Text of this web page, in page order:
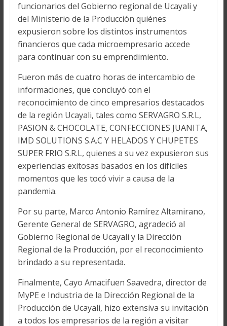
funcionarios del Gobierno regional de Ucayali y
del Ministerio de la Producción quiénes
expusieron sobre los distintos instrumentos
financieros que cada microempresario accede
para continuar con su emprendimiento.
Fueron más de cuatro horas de intercambio de
informaciones, que concluyó con el
reconocimiento de cinco empresarios destacados
de la región Ucayali, tales como SERVAGRO S.R.L,
PASION & CHOCOLATE, CONFECCIONES JUANITA,
IMD SOLUTIONS S.A.C Y HELADOS Y CHUPETES
SUPER FRIO S.R.L, quienes a su vez expusieron sus
experiencias exitosas basados en los difíciles
momentos que les tocó vivir a causa de la
pandemia.
Por su parte, Marco Antonio Ramírez Altamirano,
Gerente General de SERVAGRO, agradeció al
Gobierno Regional de Ucayali y la Dirección
Regional de la Producción, por el reconocimiento
brindado a su representada.
Finalmente, Cayo Amacifuen Saavedra, director de
MyPE e Industria de la Dirección Regional de la
Producción de Ucayali, hizo extensiva su invitación
a todos los empresarios de la región a visitar